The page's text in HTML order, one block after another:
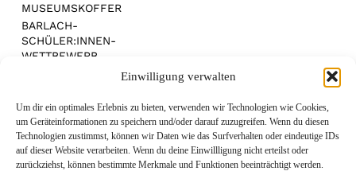
Einwilligung verwalten
Um dir ein optimales Erlebnis zu bieten, verwenden wir Technologien wie Cookies,
um Geräteinformationen zu speichern und/oder darauf zuzugreifen. Wenn du diesen
Technologien zustimmst, können wir Daten wie das Surfverhalten oder eindeutige IDs
auf dieser Website verarbeiten. Wenn du deine Einwillligung nicht erteilst oder
zurückziehst, können bestimmte Merkmale und Funktionen beeinträchtigt werden.
MUSEUMSKOFFER
BARLACH-
SCHÜLER:INNEN-
WETTBEWERB
MEDIENPARTNER: